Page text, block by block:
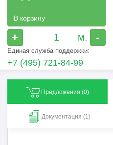
В корзину
+ -
Единая служба поддержки:
+7 (495) 721-84-99
Предложения (0)
Документация (1)